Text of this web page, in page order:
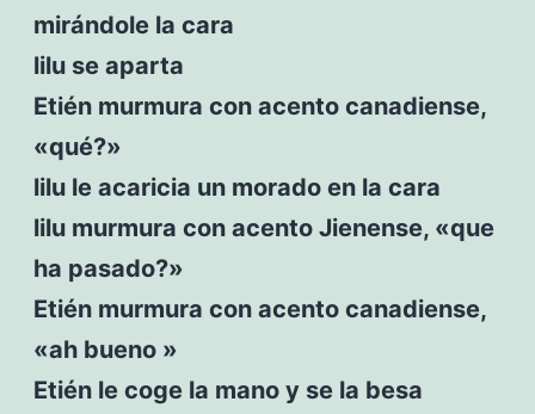
mirándole la cara
lilu se aparta
Etién murmura con acento canadiense,
«qué?»
lilu le acaricia un morado en la cara
lilu murmura con acento Jienense, «que
ha pasado?»
Etién murmura con acento canadiense,
«ah bueno »
Etién le coge la mano y se la besa